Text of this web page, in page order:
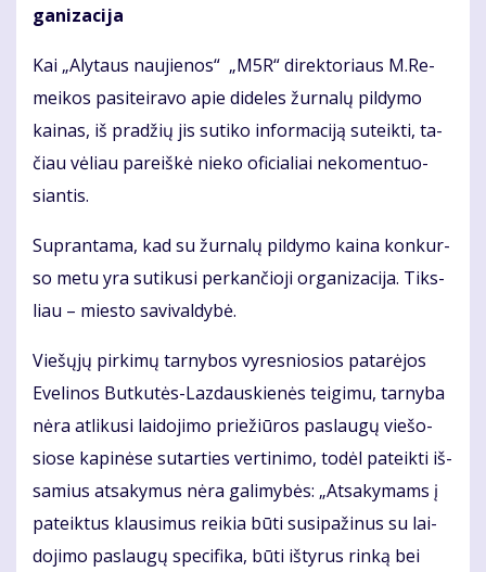
ga­ni­za­ci­ja
Kai „Aly­taus nau­jie­nos“ „M5R“ di­rek­to­riaus M.Re­
mei­kos pa­si­tei­ra­vo apie di­de­les žur­na­lų pil­dy­mo
kai­nas, iš pra­džių jis su­ti­ko in­for­ma­ci­ją su­teik­ti, ta­
čiau vė­liau pa­reiš­kė nie­ko ofi­cia­liai ne­ko­men­tuo­
sian­tis.
Su­pran­ta­ma, kad su žur­na­lų pil­dy­mo kai­na kon­kur­
so me­tu yra su­ti­ku­si per­kan­čio­ji or­ga­ni­za­ci­ja. Tiks­
liau – mies­to sa­vi­val­dy­bė.
Vie­šų­jų pir­ki­mų tar­ny­bos vy­res­nio­sios pa­ta­rė­jos
Eve­li­nos But­ku­tės-Laz­daus­kie­nės tei­gi­mu, tar­ny­ba
nė­ra at­li­ku­si lai­do­ji­mo prie­žiū­ros pa­slau­gų vie­šo­
sio­se ka­pi­nė­se sutarties ver­ti­ni­mo, to­dėl pa­teik­ti iš­
sa­mius at­sa­ky­mus nė­ra ga­li­my­bės: „At­sa­ky­mams į
pa­teik­tus klau­si­mus rei­kia bū­ti su­si­pa­ži­nus su lai­
do­ji­mo pa­slau­gų spe­ci­fi­ka, bū­ti iš­ty­rus rin­ką bei